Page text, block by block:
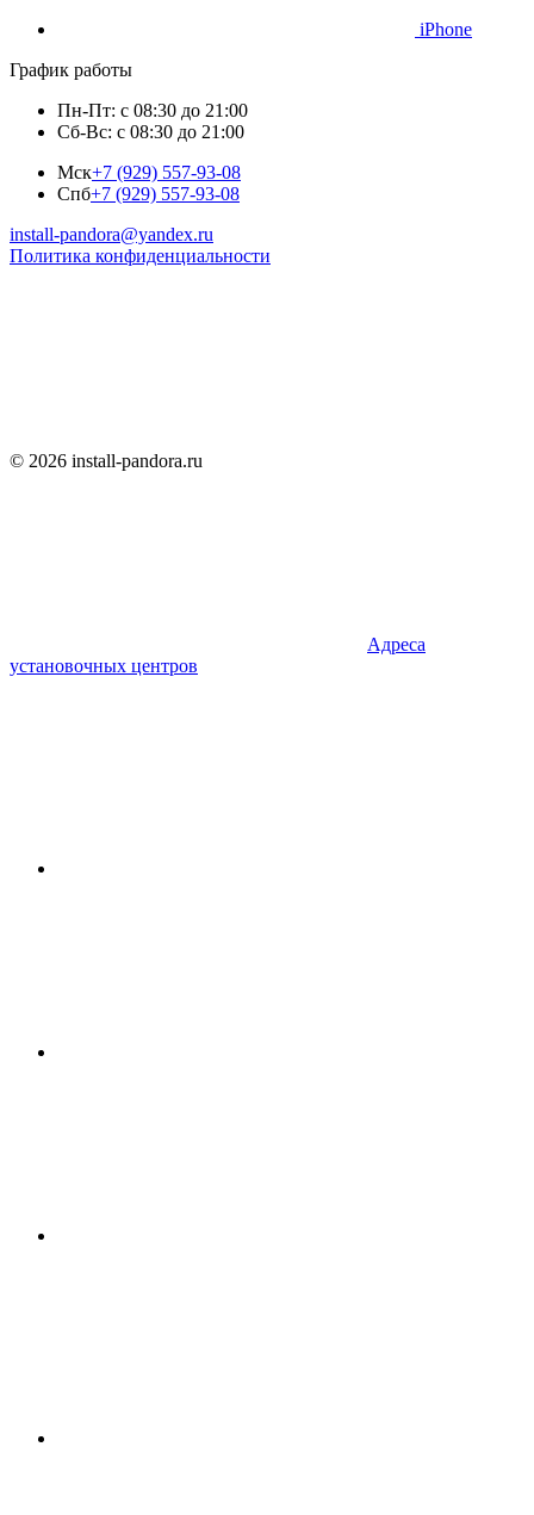
iPhone
График работы
Пн-Пт: с 08:30 до 21:00
Сб-Вс: с 08:30 до 21:00
Мск+7 (929) 557-93-08
Спб+7 (929) 557-93-08
install-pandora@yandex.ru
Политика конфиденциальности
© 2026 install-pandora.ru
Адреса
установочных центров